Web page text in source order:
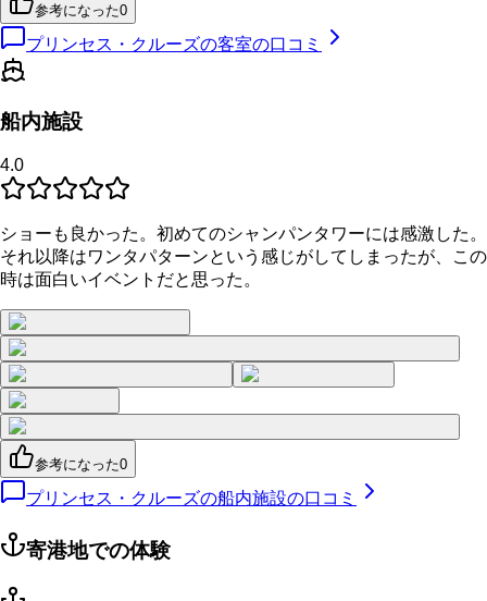
参考になった0
プリンセス・クルーズの客室の口コミ
船内施設
4.0
ショーも良かった。初めてのシャンパンタワーには感激した。
それ以降はワンタパターンという感じがしてしまったが、この
時は面白いイベントだと思った。
参考になった0
プリンセス・クルーズの船内施設の口コミ
寄港地での体験